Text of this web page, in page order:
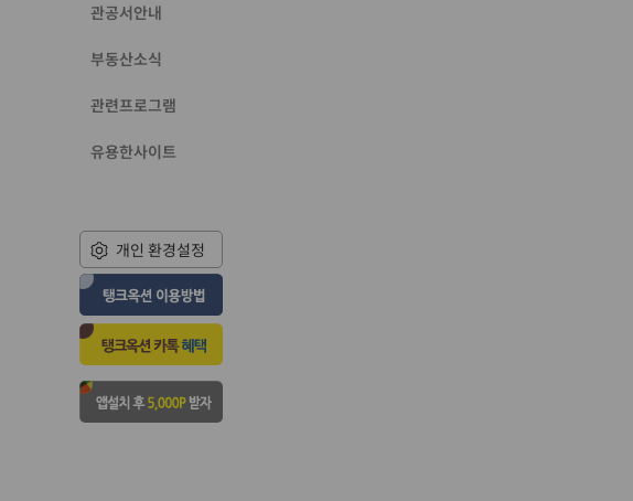
관공서안내
부동산소식
관련프로그램
유용한사이트
개인 환경설정